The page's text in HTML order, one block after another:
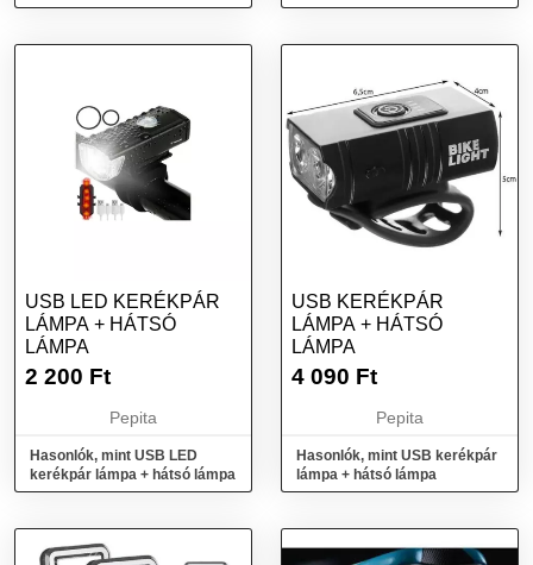
vörös
USB LED KERÉKPÁR
LÁMPA + HÁTSÓ
LÁMPA
2 200 Ft
Pepita
Hasonlók, mint USB LED
kerékpár lámpa + hátsó lámpa
USB KERÉKPÁR
LÁMPA + HÁTSÓ
LÁMPA
4 090 Ft
Pepita
Hasonlók, mint USB kerékpár
lámpa + hátsó lámpa